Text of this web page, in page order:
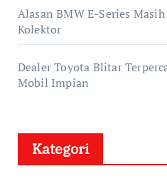
Alasan BMW E-Series
Kolektor
Dealer Toyota Blitar
Mobil Impian
Kategori